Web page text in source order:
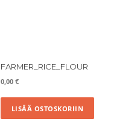
FARMER_RICE_FLOUR
0,00€
LISÄÄ OSTOSKORIIN